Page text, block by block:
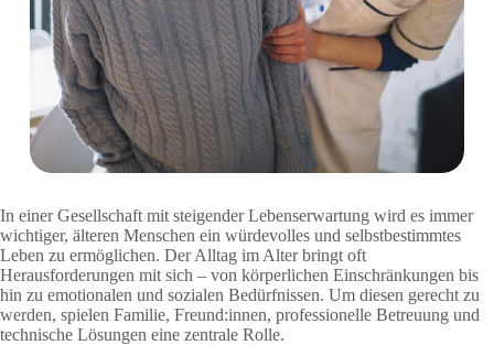
In einer Gesellschaft mit steigender Lebenserwartung wird es immer
wichtiger, älteren Menschen ein würdevolles und selbstbestimmtes
Leben zu ermöglichen. Der Alltag im Alter bringt oft
Herausforderungen mit sich – von körperlichen Einschränkungen bis
hin zu emotionalen und sozialen Bedürfnissen. Um diesen gerecht zu
werden, spielen Familie, Freund:innen, professionelle Betreuung und
technische Lösungen eine zentrale Rolle.